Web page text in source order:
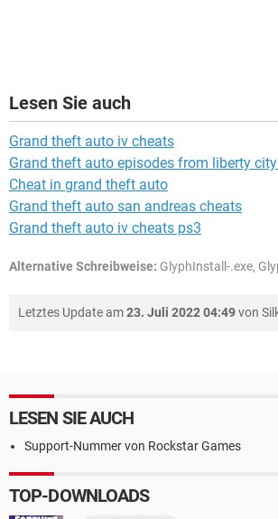
Lesen Sie auch
Grand theft auto iv cheats
Grand theft auto episodes from liberty
Cheat in grand theft auto
Grand theft auto san andreas cheats
Grand theft auto iv cheats ps3
Alternative Schreibweise: GlyphInstall-.exe,
Letztes Update am23. Juli 2022 04:49von
LESEN SIE AUCH
Support-Nummer von Rockstar Games
TOP-DOWNLOADS